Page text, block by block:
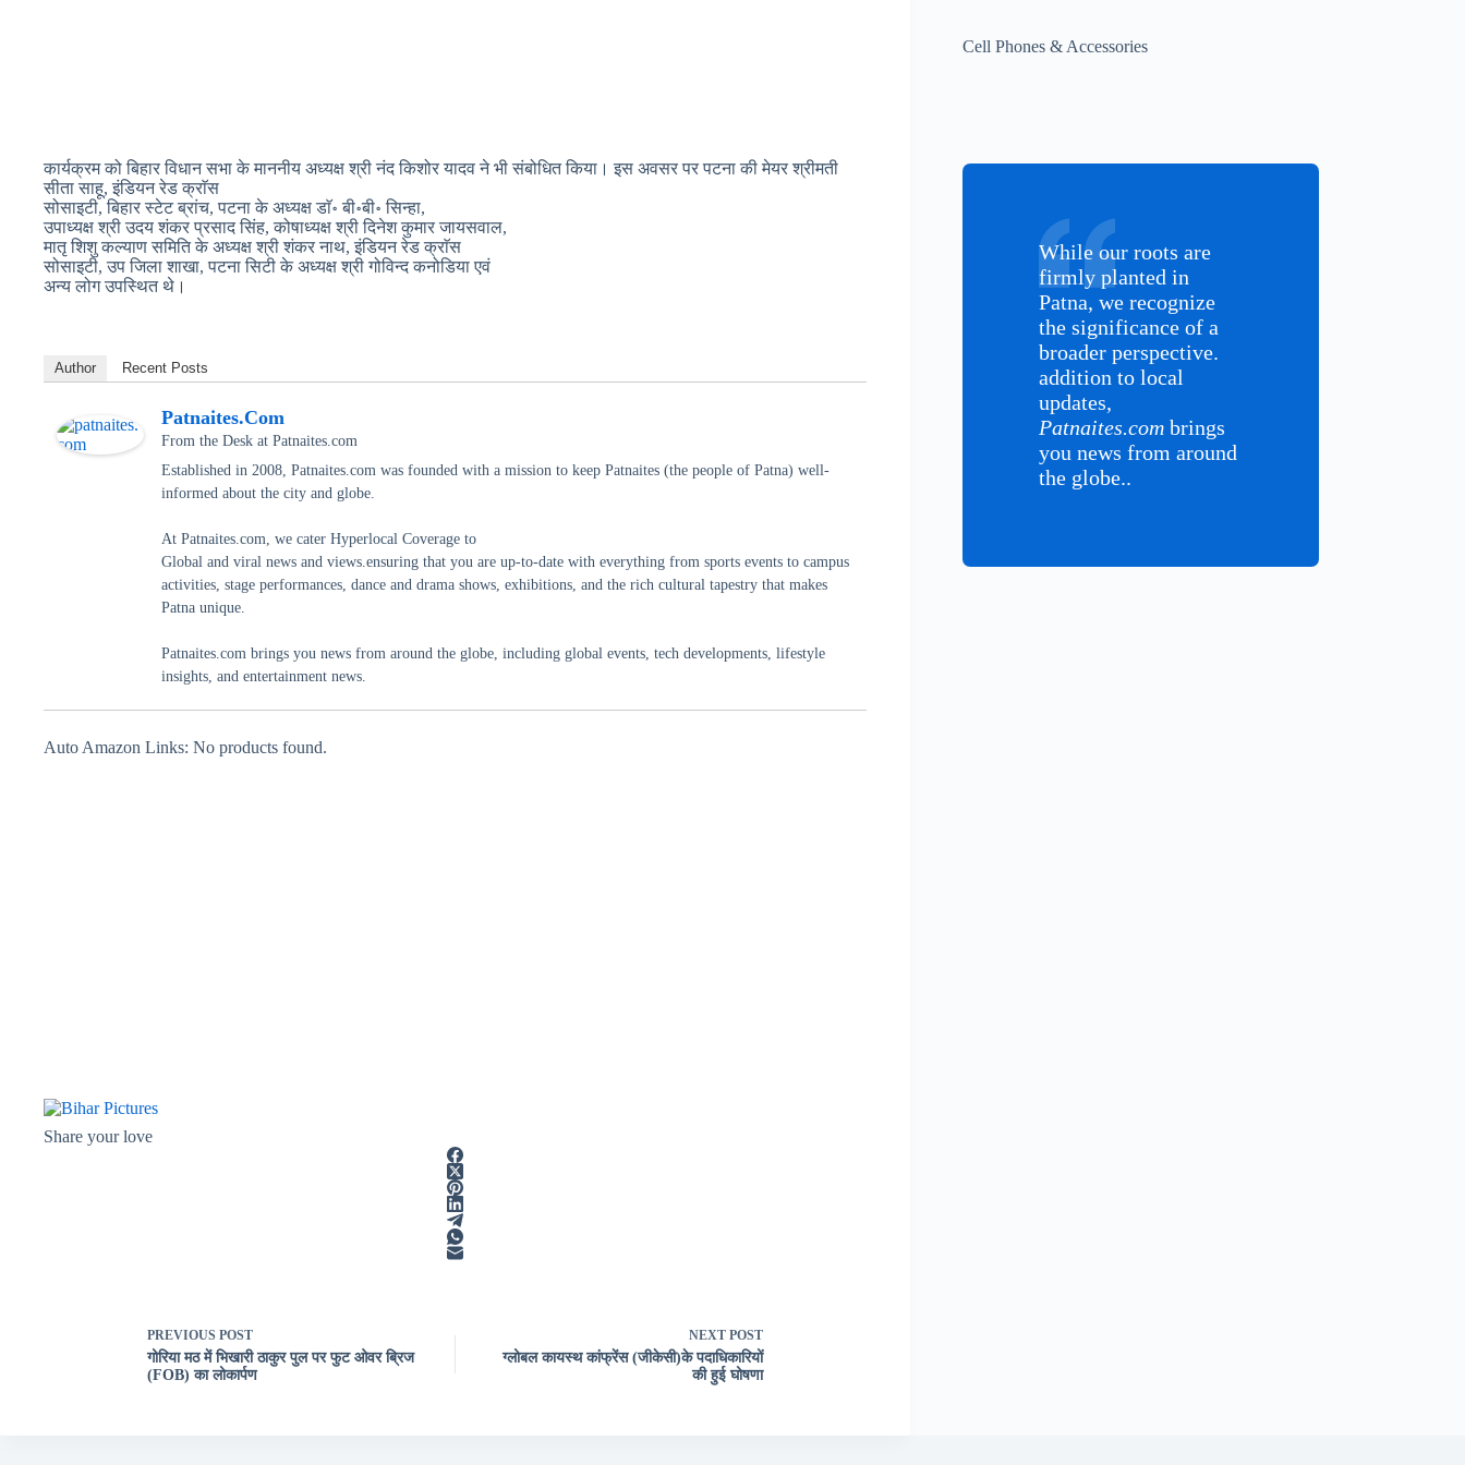
कार्यक्रम को बिहार विधान सभा के माननीय अध्यक्ष श्री नंद किशोर यादव ने भी संबोधित किया। इस अवसर पर पटना की मेयर श्रीमती
सीता साहू, इंडियन रेड क्राॅस
सोसाइटी, बिहार स्टेट ब्रांच, पटना के अध्यक्ष डाॅ॰ बी॰बी॰ सिन्हा,
उपाध्यक्ष श्री उदय शंकर प्रसाद सिंह, कोषाध्यक्ष श्री दिनेश कुमार जायसवाल,
मातृ शिशु कल्याण समिति के अध्यक्ष श्री शंकर नाथ, इंडियन रेड क्राॅस
सोसाइटी, उप जिला शाखा, पटना सिटी के अध्यक्ष श्री गोविन्द कनोडिया एवं
अन्य लोग उपस्थित थे।
Author Recent Posts
Patnaites.com
From the Desk at Patnaites.com
Established in 2008, Patnaites.com was founded with a mission to keep Patnaites (the people of Patna) well-
informed about the city and globe.
At Patnaites.com, we cater Hyperlocal Coverage to
Global and viral news and views.ensuring that you are up-to-date with everything from sports events to campus
activities, stage performances, dance and drama shows, exhibitions, and the rich cultural tapestry that makes
Patna unique.
Patnaites.com brings you news from around the globe, including global events, tech developments, lifestyle
insights, and entertainment news.
Auto Amazon Links: No products found.
Share your love
PREVIOUS POST
गोरिया मठ में भिखारी ठाकुर पुल पर फुट ओवर ब्रिज
(FOB) का लोकार्पण
NEXT POST
ग्लोबल कायस्थ कांफ्रेंस (जीकेसी)के पदाधिकारियों
की हुई घोषणा
Cell Phones & Accessories
While our roots are
firmly planted in
Patna, we recognize
the significance of a
broader perspective.
addition to local
updates,
Patnaites.com brings
you news from around
the globe..